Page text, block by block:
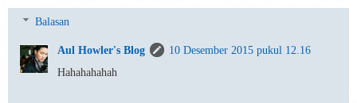
Balasan
Aul Howler's Blog
10 Desember 2015 pukul 12.16
Hahahahahah